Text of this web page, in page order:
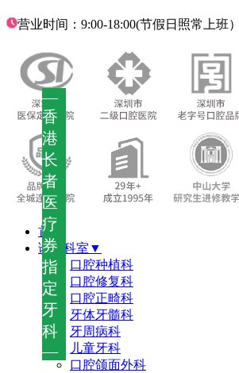
—
香
港
长
者
医
疗
券
指
定
牙
科
—
营业时间：9:00-18:00(节假日照常上班）
首页
诊疗科室▼
口腔种植科
口腔修复科
口腔正畸科
牙体牙髓科
牙周病科
儿童牙科
口腔颌面外科